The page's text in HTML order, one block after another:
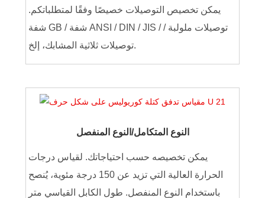
يمكن تخصيص التوصيلات خصيصًا وفقًا لمتطلباتكم.
شفة GB / شفة ANSI / DIN / JIS / توصيلات ملولبة /
توصيلات ثلاثية المشابك، إلخ.
النوع المتكامل/النوع المنفصل
يمكن تخصيصه حسب احتياجاتك. لقياس درجات
الحرارة العالية التي تزيد عن 150 درجة مئوية، يُنصح
باستخدام النوع المنفصل. طول الكابل القياسي متر